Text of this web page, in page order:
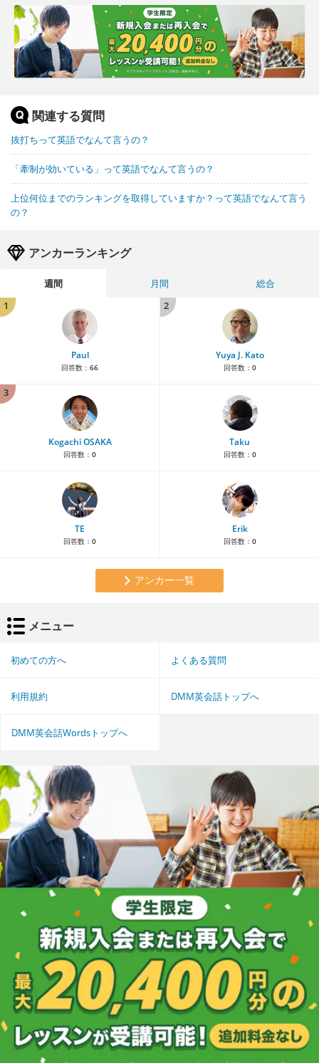
関連する質問
抜打ちって英語でなんて言うの？
「牽制が効いている」って英語でなんて言うの？
上位何位までのランキングを取得していますか？って英語でなんて言う
の？
アンカーランキング
週間 月間
総合
1
Paul
回答数： 66
2
Yuya J. Kato
回答数： 0
3
Kogachi OSAKA
回答数： 0
Taku
回答数： 0
TE
回答数： 0
Erik
回答数： 0
アンカー一覧
メニュー
初めての方へ よくある質問
利用規約 DMM英会話トップへ
DMM英会話Wordsトップへ